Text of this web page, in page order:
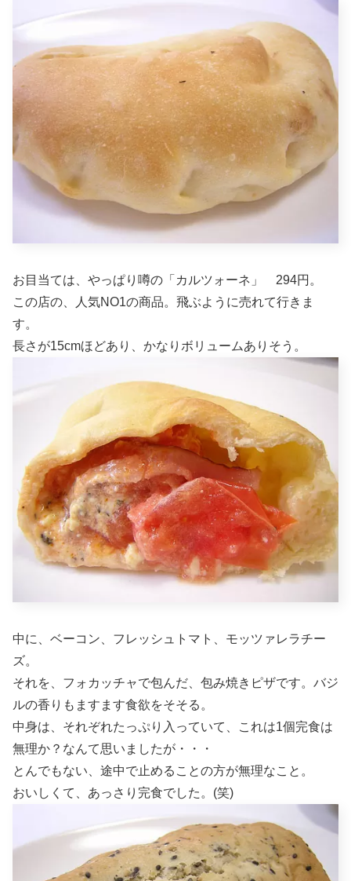
お目当ては、やっぱり噂の「カルツォーネ」 294円。
この店の、人気NO1の商品。飛ぶように売れて行きま
す。
長さが15cmほどあり、かなりボリュームありそう。
中に、ベーコン、フレッシュトマト、モッツァレラチー
ズ。
それを、フォカッチャで包んだ、包み焼きピザです。バジ
ルの香りもますます食欲をそそる。
中身は、それぞれたっぷり入っていて、これは1個完食は
無理か？なんて思いましたが・・・
とんでもない、途中で止めることの方が無理なこと。
おいしくて、あっさり完食でした。(笑)